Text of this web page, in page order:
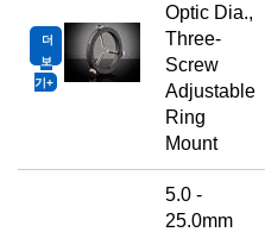
더
보
기
Optic Dia.,
Three-
Screw
Adjustable
Ring
Mount
5.0 -
25.0mm